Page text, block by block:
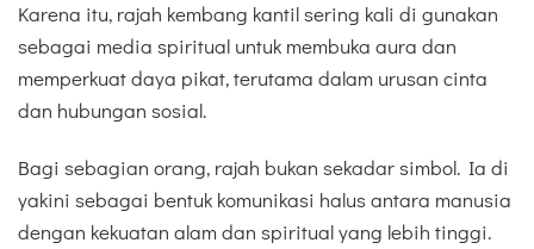
Karena itu, rajah kembang kantil sering kali di gunakan
sebagai media spiritual untuk membuka aura dan
memperkuat daya pikat, terutama dalam urusan cinta
dan hubungan sosial.
Bagi sebagian orang, rajah bukan sekadar simbol. Ia di
yakini sebagai bentuk komunikasi halus antara manusia
dengan kekuatan alam dan spiritual yang lebih tinggi.